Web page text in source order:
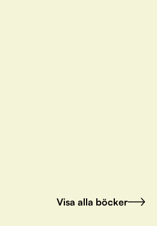
Visa alla böcker